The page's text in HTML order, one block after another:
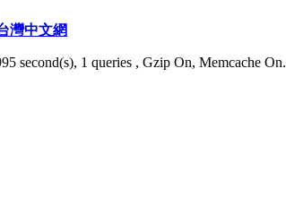
灣中文網
second(s), 1 queries , Gzip On, Memcache On.